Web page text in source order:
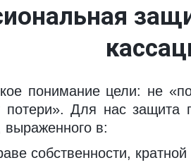
понимание цели: не
потери». Для нас
выраженного в:
собственности,